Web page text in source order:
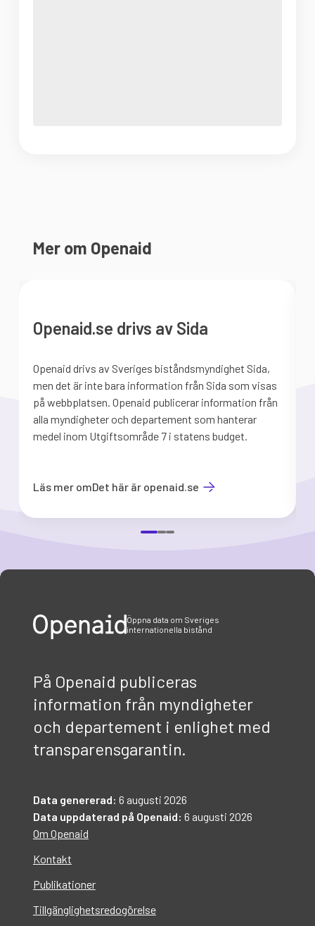
Mer om Openaid
Openaid.se drivs av Sida
Openaid drivs av Sveriges biståndsmyndighet Sida,
men det är inte bara information från Sida som visas
på webbplatsen. Openaid publicerar information från
alla myndigheter och departement som hanterar
medel inom Utgiftsområde 7 i statens budget.
Läs mer omDet här är openaid.se
Öppna data om Sveriges
internationella bistånd
På Openaid publiceras
information från myndigheter
och departement i enlighet med
transparensgarantin.
Data genererad: 6 augusti 2026
Data uppdaterad på Openaid: 6 augusti 2026
Om Openaid
Kontakt
Publikationer
Tillgänglighetsredogörelse